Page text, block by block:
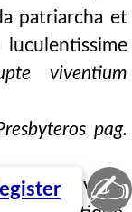
patriarcha et
viventium
pag.
provisor,
✍